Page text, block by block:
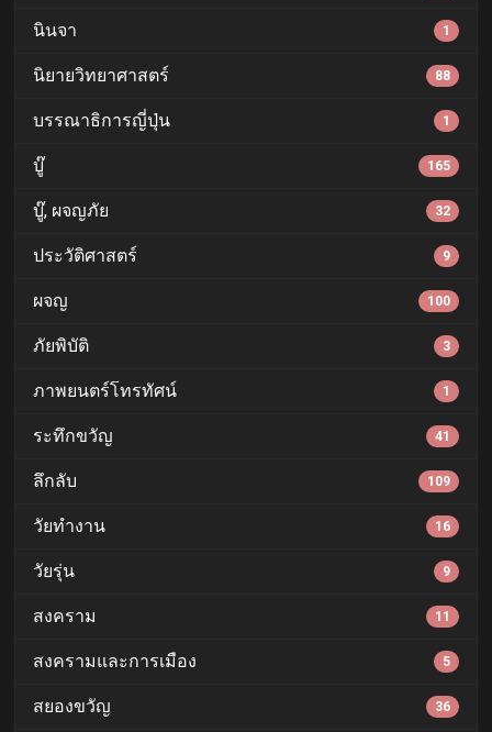
นินจา 1
นิยายวิทยาศาสตร์ 88
บรรณาธิการญี่ปุ่น 1
บู๊ 165
บู๊, ผจญภัย 32
ประวัติศาสตร์ 9
ผจญ 100
ภัยพิบัติ 3
ภาพยนตร์โทรทัศน์ 1
ระทึกขวัญ 41
ลึกลับ 109
วัยทำงาน 16
วัยรุ่น 9
สงคราม 11
สงครามและการเมือง 5
สยองขวัญ 36